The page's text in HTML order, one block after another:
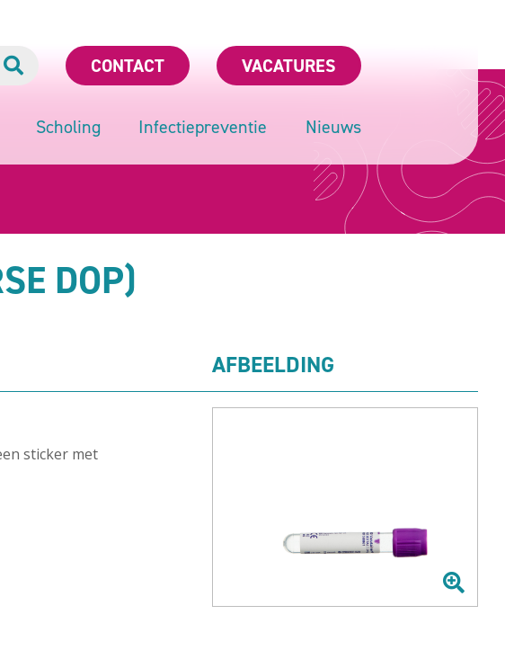
CONTACT VACATURES
Scholing Infectiepreventie Nieuws
DOP)
sticker met
AFBEELDING